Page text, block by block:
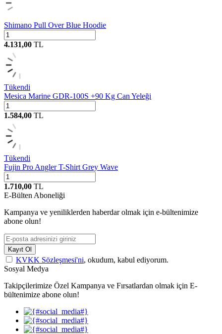
Shimano Pull Over Blue Hoodie
4.131,00 TL
Tükendi
Mesica Marine GDR-100S +90 Kg Can Yeleği
1.584,00 TL
Tükendi
Fujin Pro Angler T-Shirt Grey Wave
1.710,00 TL
E-Bülten Aboneliği
Kampanya ve yeniliklerden haberdar olmak için e-bültenimize
abone olun!
Kayıt Ol
KVKK Sözleşmesi'ni, okudum, kabul ediyorum.
Sosyal Medya
Takipçilerimize Özel Kampanya ve Fırsatlardan olmak için E-
bültenimize abone olun!